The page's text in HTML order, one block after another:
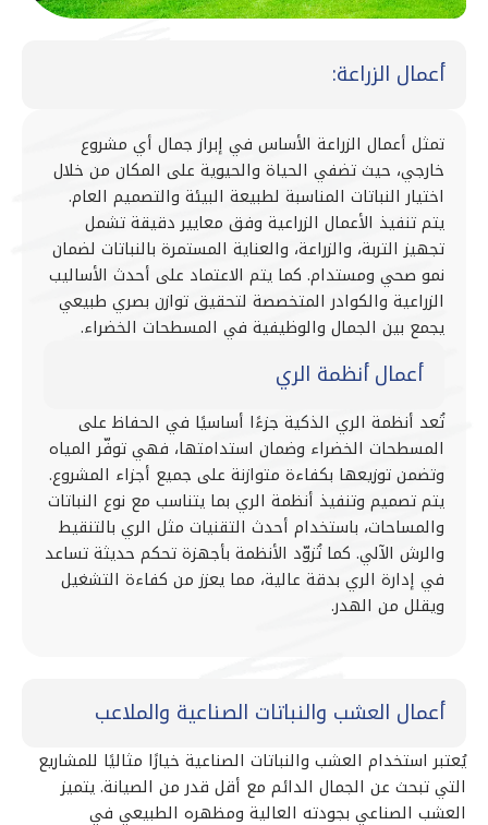
أعمال الزراعة:
تمثل أعمال الزراعة الأساس في إبراز جمال أي مشروع
خارجي، حيث تضفي الحياة والحيوية على المكان من خلال
اختيار النباتات المناسبة لطبيعة البيئة والتصميم العام.
يتم تنفيذ الأعمال الزراعية وفق معايير دقيقة تشمل
تجهيز التربة، والزراعة، والعناية المستمرة بالنباتات لضمان
نمو صحي ومستدام. كما يتم الاعتماد على أحدث الأساليب
الزراعية والكوادر المتخصصة لتحقيق توازن بصري طبيعي
يجمع بين الجمال والوظيفية في المسطحات الخضراء.
أعمال أنظمة الري
تُعد أنظمة الري الذكية جزءًا أساسيًا في الحفاظ على
المسطحات الخضراء وضمان استدامتها، فهي توفّر المياه
وتضمن توزيعها بكفاءة متوازنة على جميع أجزاء المشروع.
يتم تصميم وتنفيذ أنظمة الري بما يتناسب مع نوع النباتات
والمساحات، باستخدام أحدث التقنيات مثل الري بالتنقيط
والرش الآلي. كما تُزوّد الأنظمة بأجهزة تحكم حديثة تساعد
في إدارة الري بدقة عالية، مما يعزز من كفاءة التشغيل
ويقلل من الهدر.
أعمال العشب والنباتات الصناعية والملاعب
يُعتبر استخدام العشب والنباتات الصناعية خيارًا مثاليًا للمشاريع
التي تبحث عن الجمال الدائم مع أقل قدر من الصيانة. يتميز
العشب الصناعي بجودته العالية ومظهره الطبيعي في